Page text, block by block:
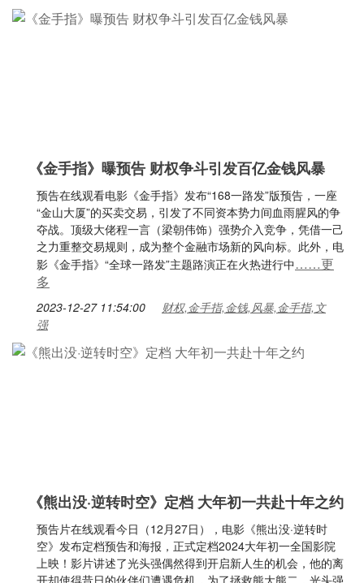
《金手指》曝预告 财权争斗引发百亿金钱风暴
预告在线观看电影《金手指》发布“168一路发”版预告，一座
“金山大厦”的买卖交易，引发了不同资本势力间血雨腥风的争
夺战。顶级大佬程一言（梁朝伟饰）强势介入竞争，凭借一己
之力重整交易规则，成为整个金融市场新的风向标。此外，电
影《金手指》“全球一路发”主题路演正在火热进行中……更
多
2023-12-27 11:54:00
财权,金手指,金钱,风暴,金手指,文
强
《熊出没·逆转时空》定档 大年初一共赴十年之约
预告片在线观看今日（12月27日），电影《熊出没·逆转时
空》发布定档预告和海报，正式定档2024大年初一全国影院
上映！影片讲述了光头强偶然得到开启新人生的机会，他的离
开却使得昔日的伙伴们遭遇危机，为了拯救熊大熊二，光头强